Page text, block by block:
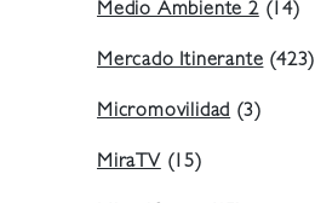
Medio Ambiente 2(14)
Mercado Itinerante(423)
Micromovilidad(3)
MiraTV(15)